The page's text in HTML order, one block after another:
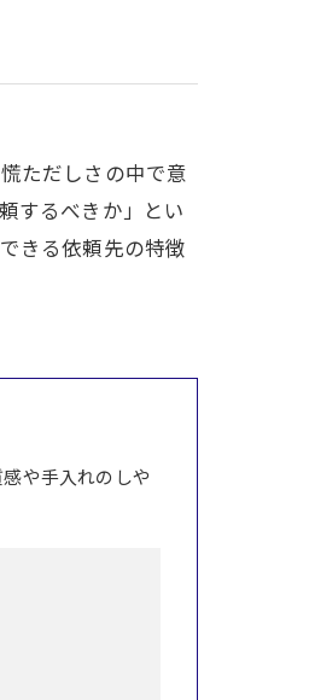
ただしさの中で意
するべきか」とい
きる依頼先の特徴
や手入れのしや